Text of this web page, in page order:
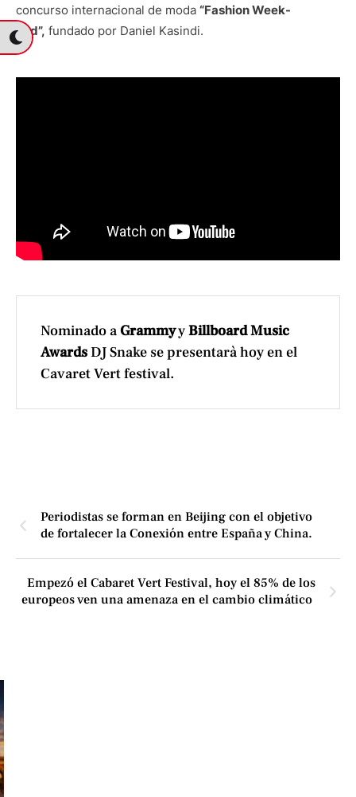
concurso internacional de moda “Fashion Week-
End”, fundado por Daniel Kasindi.
Nominado aGrammyyBillboard Music
AwardsDJ Snake se presentarà hoy en el
Cavaret Vert festival.
Periodistas se forman en Beijing con el objetivo
de fortalecer la Conexión entre España y China.
Empezó el Cabaret Vert Festival, hoy el 85% de los
europeos ven una amenaza en el cambio climático